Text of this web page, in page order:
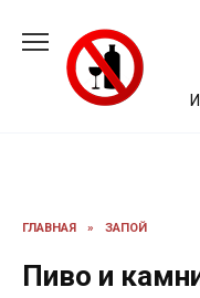
содержанию
ГЛАВНАЯ » ЗАПОЙ
Пиво и